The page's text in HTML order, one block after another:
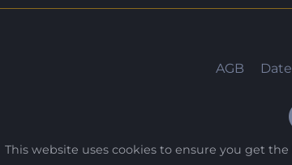
AGB
This website uses cookies to ensure you get